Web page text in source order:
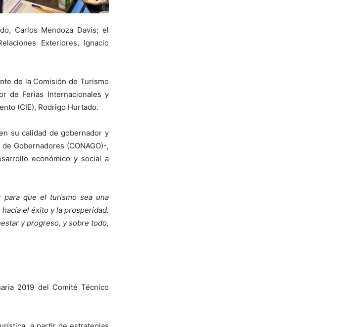
Carlos Mendoza Davis; el
Exteriores, Ignacio
de la Comisión de Turismo
de Ferias Internacionales y
(CIE), Rodrigo Hurtado.
su calidad de gobernador y
Gobernadores (CONAGO)-,
económico y social a
para que el turismo sea una
el éxito y la prosperidad.
y progreso, y sobre todo,
2019 del Comité Técnico